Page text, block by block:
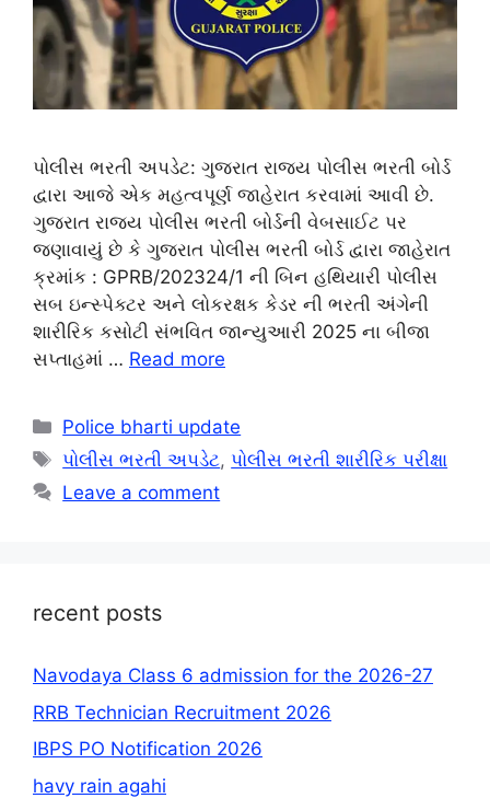
પોલીસ ભરતી અપડેટ: ગુજરાત રાજ્ય પોલીસ ભરતી બોર્ડ
દ્વારા આજે એક મહત્વપૂર્ણ જાહેરાત કરવામાં આવી છે.
ગુજરાત રાજ્ય પોલીસ ભરતી બોર્ડની વેબસાઈટ પર
જણાવાયું છે કે ગુજરાત પોલીસ ભરતી બોર્ડ દ્વારા જાહેરાત
ક્રમાંક : GPRB/202324/1 ની બિન હથિયારી પોલીસ
સબ ઇન્સ્પેક્ટર અને લોકરક્ષક કેડર ની ભરતી અંગેની
શારીરિક કસોટી સંભવિત જાન્યુઆરી 2025 ના બીજા
સપ્તાહમાં … Read more
Categories
Police bharti update
Tags
પોલીસ ભરતી અપડેટ,પોલીસ ભરતી શારીરિક પરીક્ષા
Leave a comment
recent posts
Navodaya Class 6 admission for the 2026-27
RRB Technician Recruitment 2026
IBPS PO Notification 2026
havy rain agahi